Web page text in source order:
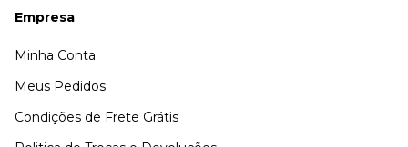
Empresa
Minha Conta
Meus Pedidos
Condições de Frete Grátis